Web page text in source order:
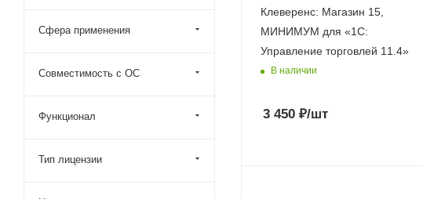
Клеверенс: Магазин 15,
МИНИМУМ для «1С:
Управление торговлей 11.4»
В наличии
3 450 ₽/шт
Сфера применения
Совместимость с ОС
Функционал
Тип лицензии